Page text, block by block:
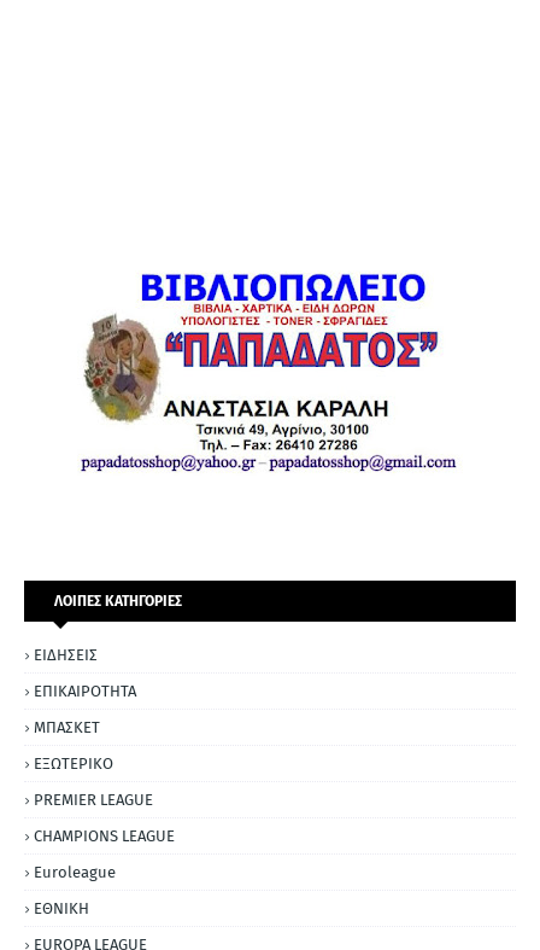
ΛΟΙΠΕΣ ΚΑΤΗΓΟΡΙΕΣ
ΕΙΔΗΣΕΙΣ
ΕΠΙΚΑΙΡΟΤΗΤΑ
ΜΠΑΣΚΕΤ
ΕΞΩΤΕΡΙΚΟ
PREMIER LEAGUE
CHAMPIONS LEAGUE
Euroleague
ΕΘΝΙΚΗ
EUROPA LEAGUE